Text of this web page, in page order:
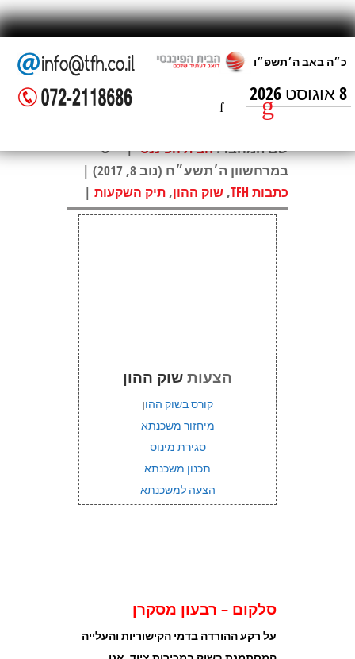
8 אוגוסט 2026
סלקום- רבעון מסקרן
שם המחבר:הבית הפיננסי| י״ט
במרחשוון ה׳תשע״ח (נוב 8, 2017) |
כתבות TFH , שוק ההון, תיק השקעות |
הצעותשוק ההון
קורס בשוק ההון
מיחזור משכנתא
סגירת מינוס
תכנון משכנתא
הצעה למשכנתא
סלקום – רבעון מסקרן
על רקע ההורדה בדמי הקישוריות והעלייה